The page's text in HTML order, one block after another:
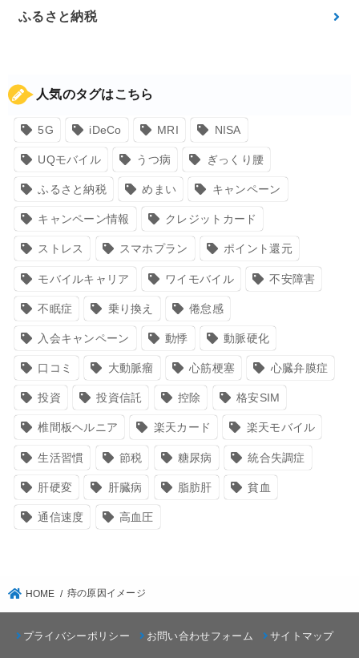
ふるさと納税
人気のタグはこちら
5G iDeCo MRI NISA
UQモバイル うつ病 ぎっくり腰
ふるさと納税 めまい キャンペーン
キャンペーン情報 クレジットカード
ストレス スマホプラン ポイント還元
モバイルキャリア ワイモバイル 不安障害
不眠症 乗り換え 倦怠感
入会キャンペーン 動悸 動脈硬化
口コミ 大動脈瘤 心筋梗塞 心臓弁膜症
投資 投資信託 控除 格安SIM
椎間板ヘルニア 楽天カード 楽天モバイル
生活習慣 節税 糖尿病 統合失調症
肝硬変 肝臓病 脂肪肝 貧血
通信速度 高血圧
HOME 痔の原因イメージ
プライバシーポリシー お問い合わせフォーム サイトマップ